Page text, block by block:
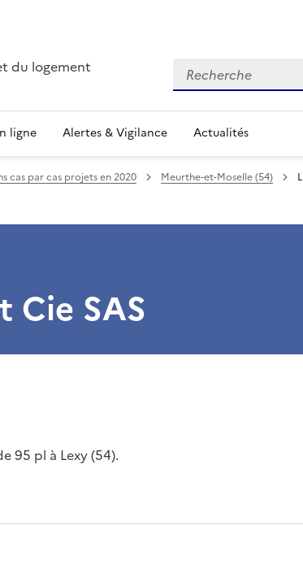
du logement Recherche
ligne Alertes & Vigilance Actualités
cas par cas projets en 2020 Meurthe-et-Moselle (54)
Cie SAS
95 pl à Lexy (54).